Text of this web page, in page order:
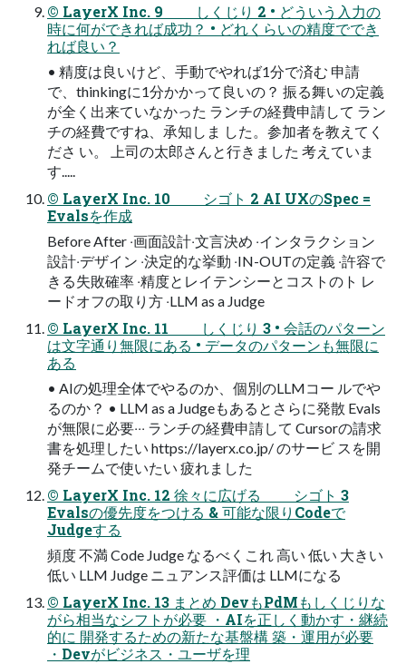
© LayerX Inc. 9 しくじり 2 • どういう⼊⼒の
時に何ができれば成功？ • どれくらいの精度ででき
れば良い？
• 精度は良いけど、⼿動でやれば1分で済む 申請
で、thinkingに1分かかって良いの？ 振る舞いの定義
が全く出来ていなかった ランチの経費申請して ラン
チの経費ですね、承知しま した。参加者を教えてく
ださ い。 上司の太郎さんと⾏きました 考えていま
す.....
© LayerX Inc. 10 シゴト 2 AI UXのSpec =
Evalsを作成
Before After ‧画⾯設計‧⽂⾔決め ‧インタラクション
設計‧デザイン ‧決定的な挙動 ‧IN-OUTの定義 ‧許容で
きる失敗確率 ‧精度とレイテンシーとコストのト レ
ードオフの取り⽅ ‧LLM as a Judge
© LayerX Inc. 11 しくじり 3 • 会話のパターン
は⽂字通り無限にある • データのパターンも無限に
ある
• AIの処理全体でやるのか、個別のLLMコー ルでや
るのか？ • LLM as a Judgeもあるとさらに発散 Evals
が無限に必要‧‧‧ ランチの経費申請して Cursorの請求
書を処理したい https://layerx.co.jp/ のサービ スを開
発チームで使いたい 疲れました
© LayerX Inc. 12 徐々に広げる シゴト 3
Evalsの優先度をつける & 可能な限りCodeで
Judgeする
頻度 不満 Code Judge なるべくこれ ⾼い 低い ⼤きい
低い LLM Judge ニュアンス評価は LLMになる
© LayerX Inc. 13 まとめ DevもPdMもしくじりな
がら相当なシフトが必要 ・AIを正しく動かす・継続
的に 開発するための新たな基盤構 築・運用が必要
・Devがビジネス・ユーザを理